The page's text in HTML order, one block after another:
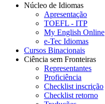
Núcleo de Idiomas
Apresentação
TOEFL - ITP
My English Online
e-Tec Idiomas
Cursos Binacionais
Ciência sem Fronteiras
Representantes
Proficiência
Checklist inscrição
Checklist retorno